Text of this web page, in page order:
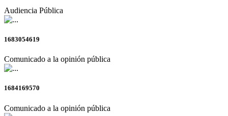
Audiencia Pública
1683054619
Comunicado a la opinión pública
1684169570
Comunicado a la opinión pública